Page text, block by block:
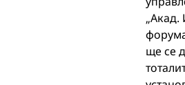
„Акад.
ще се